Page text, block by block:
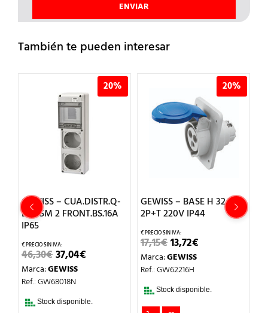
También te pueden interesar
20%
GEWISS – CUA.DISTR.Q-
DIN 5M 2 FRONT.BS.16A
IP65
46,30€EL
PRECIO
ORIGINAL
ERA:
37,04€
Marca:GEWISS
Ref.: GW68018N
Stock disponible.
20%
GEWISS – BASE H 32A
2P+T 220V IP44
17,15€EL
PRECIO
ORIGINAL
ERA:
13,72€
Marca:GEWISS
Ref.: GW62216H
Stock disponible.